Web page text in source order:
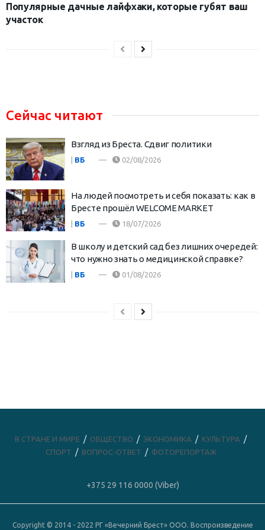
Популярные дачные лайфхаки, которые губят ваш
участок
Сейчас читают
Взгляд из Бреста. Сдвиг политики
ВБ 02/08/2026
На людей посмотреть и себя показать: как в
Бресте прошёл WELCOME MARKET
| ВБ 18/07/2026
В школу и детский сад без лишних очередей:
что нужно знать о медицинской справке?
ВБ 01/08/2026
В СТРАНЕ И МИРЕ ОБЩЕСТВО ЭКОНОМИКА
КУЛЬТУРА
СПОРТ
ВОПРОС-ОТВЕТ ФОТОРЕПОРТАЖ
+375 29 116 0000 (Viber)
Copyright © 2014 - 2022 РГ «Вечерний Брест» ООО. Воспроизведение